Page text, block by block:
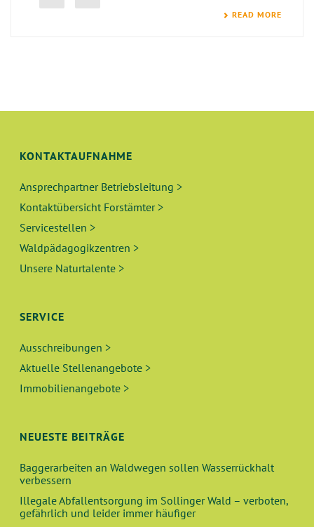
READ MORE
KONTAKTAUFNAHME
Ansprechpartner Betriebsleitung >
Kontaktübersicht Forstämter >
Servicestellen >
Waldpädagogikzentren >
Unsere Naturtalente >
SERVICE
Ausschreibungen >
Aktuelle Stellenangebote >
Immobilienangebote >
NEUESTE BEITRÄGE
Baggerarbeiten an Waldwegen sollen Wasserrückhalt
verbessern
Illegale Abfallentsorgung im Sollinger Wald – verboten,
gefährlich und leider immer häufiger